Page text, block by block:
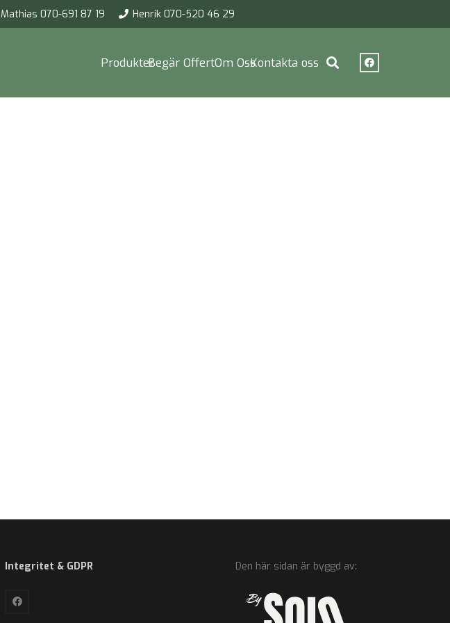
Mathias 070-691 87 19 Henrik 070-520 46 29
ProdukterBegär OffertOm OssKontakta oss
Integritet & GDPR Den här sidan är byggd av: